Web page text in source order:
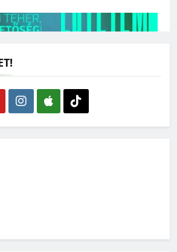
vár a X. Zöld Nyári Egyetem